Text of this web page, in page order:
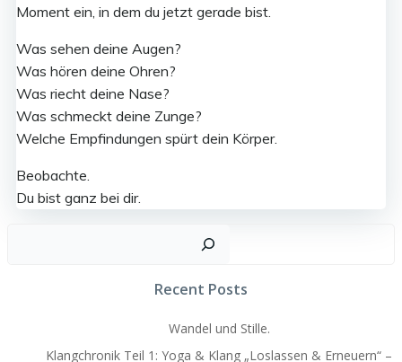
Moment ein, in dem du jetzt gerade bist.
Was sehen deine Augen?
Was hören deine Ohren?
Was riecht deine Nase?
Was schmeckt deine Zunge?
Welche Empfindungen spürt dein Körper.
Beobachte.
Du bist ganz bei dir.
Recent Posts
Wandel und Stille.
Klangchronik Teil 1: Yoga & Klang „Loslassen & Erneuern“ –